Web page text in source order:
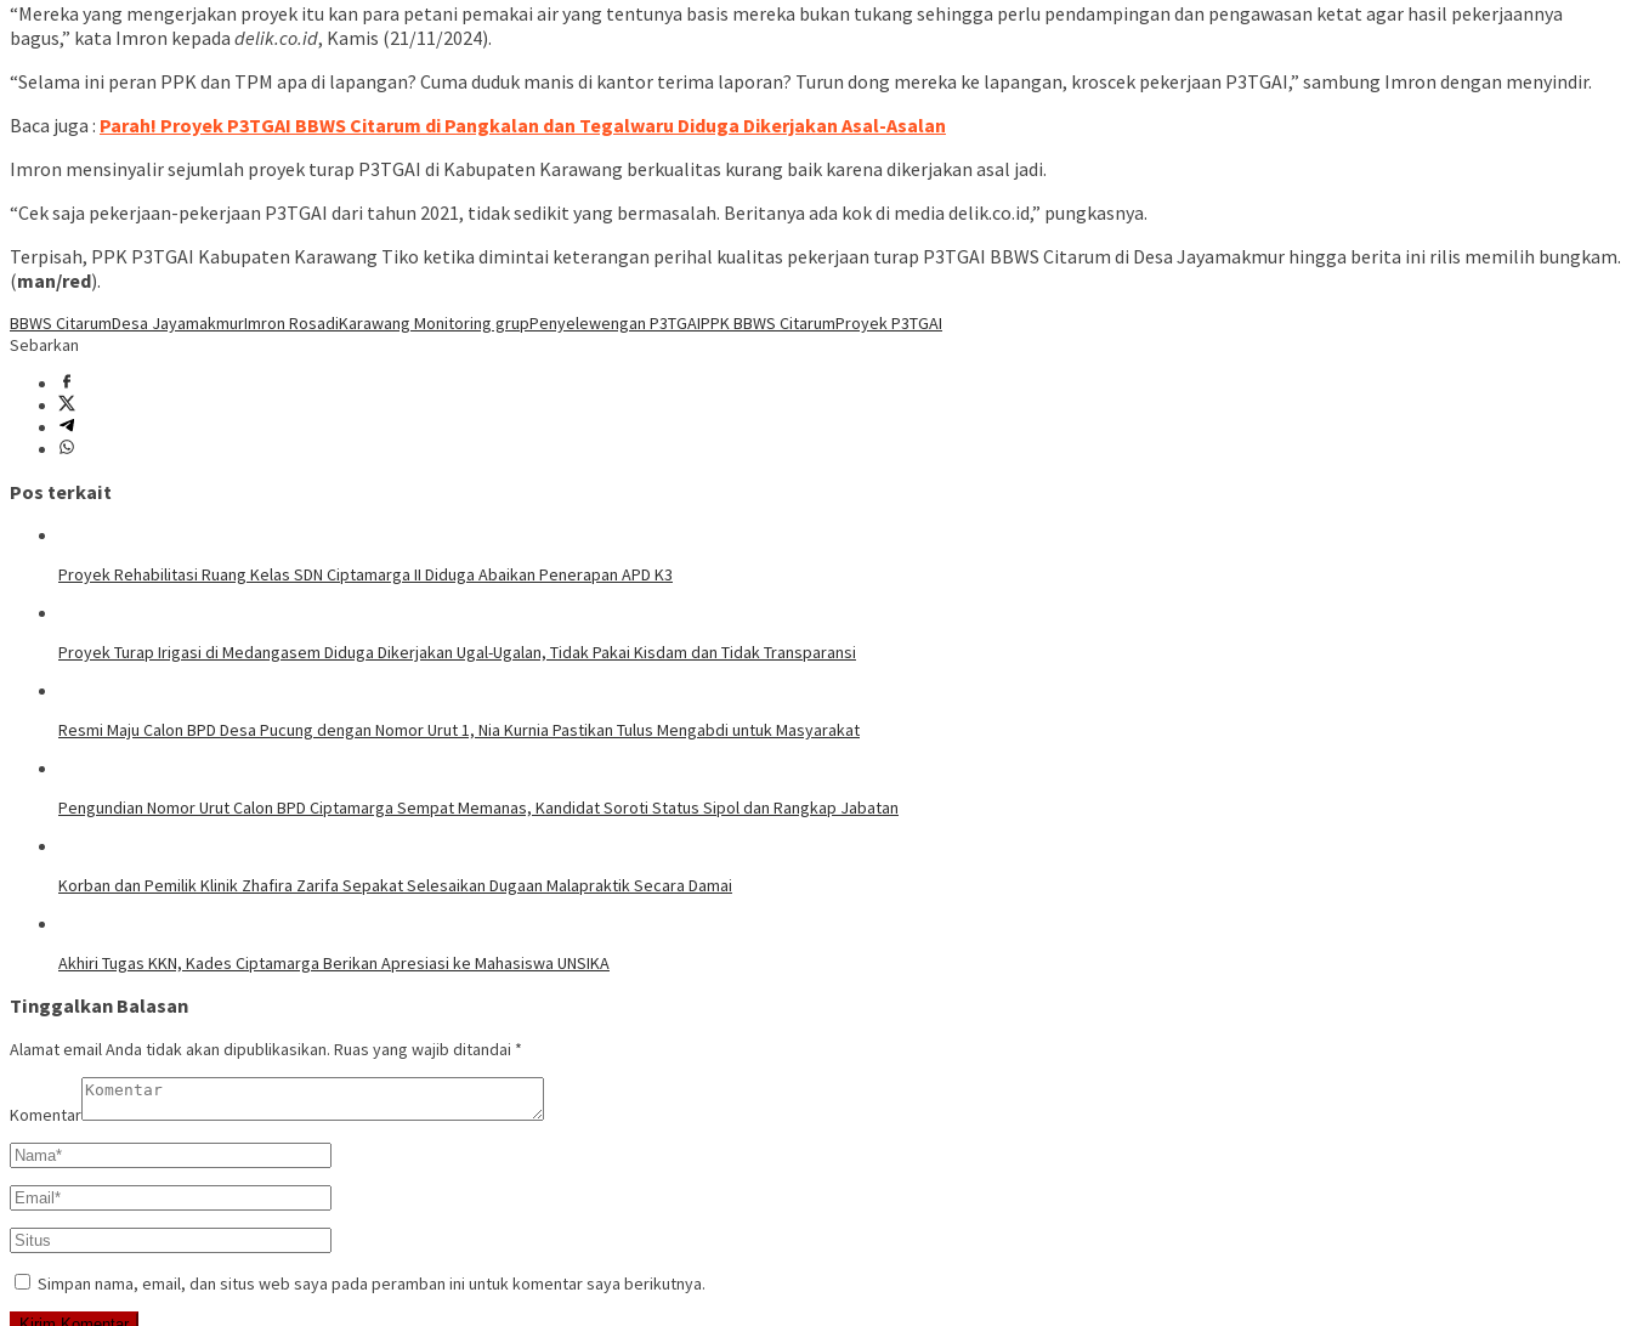
“Mereka yang mengerjakan proyek itu kan para petani pemakai air yang tentunya basis mereka bukan tukang sehingga perlu pendampingan dan pengawasan ketat agar hasil pekerjaannya
bagus,” kata Imron kepada delik.co.id, Kamis (21/11/2024).
“Selama ini peran PPK dan TPM apa di lapangan? Cuma duduk manis di kantor terima laporan? Turun dong mereka ke lapangan, kroscek pekerjaan P3TGAI,” sambung Imron dengan menyindir.
Baca juga : Parah! Proyek P3TGAI BBWS Citarum di Pangkalan dan Tegalwaru Diduga Dikerjakan Asal-Asalan
Imron mensinyalir sejumlah proyek turap P3TGAI di Kabupaten Karawang berkualitas kurang baik karena dikerjakan asal jadi.
“Cek saja pekerjaan-pekerjaan P3TGAI dari tahun 2021, tidak sedikit yang bermasalah. Beritanya ada kok di media delik.co.id,” pungkasnya.
Terpisah, PPK P3TGAI Kabupaten Karawang Tiko ketika dimintai keterangan perihal kualitas pekerjaan turap P3TGAI BBWS Citarum di Desa Jayamakmur hingga berita ini rilis memilih bungkam.
(man/red).
BBWS CitarumDesa JayamakmurImron RosadiKarawang Monitoring grupPenyelewengan P3TGAIPPK BBWS CitarumProyek P3TGAI
Sebarkan
Pos terkait
Proyek Rehabilitasi Ruang Kelas SDN Ciptamarga II Diduga Abaikan Penerapan APD K3
Proyek Turap Irigasi di Medangasem Diduga Dikerjakan Ugal-Ugalan, Tidak Pakai Kisdam dan Tidak Transparansi
Resmi Maju Calon BPD Desa Pucung dengan Nomor Urut 1, Nia Kurnia Pastikan Tulus Mengabdi untuk Masyarakat
Pengundian Nomor Urut Calon BPD Ciptamarga Sempat Memanas, Kandidat Soroti Status Sipol dan Rangkap Jabatan
Korban dan Pemilik Klinik Zhafira Zarifa Sepakat Selesaikan Dugaan Malapraktik Secara Damai
Akhiri Tugas KKN, Kades Ciptamarga Berikan Apresiasi ke Mahasiswa UNSIKA
Tinggalkan Balasan
Alamat email Anda tidak akan dipublikasikan. Ruas yang wajib ditandai *
Komentar
Simpan nama, email, dan situs web saya pada peramban ini untuk komentar saya berikutnya.